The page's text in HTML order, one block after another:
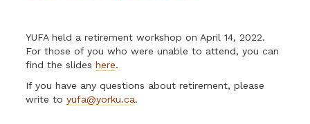
YUFA held a retirement workshop on April 14, 2022.
For those of you who were unable to attend, you can
find the slideshere.
If you have any questions about retirement, please
write toyufa@yorku.ca.